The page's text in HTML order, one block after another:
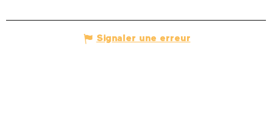
Signaler une erreur